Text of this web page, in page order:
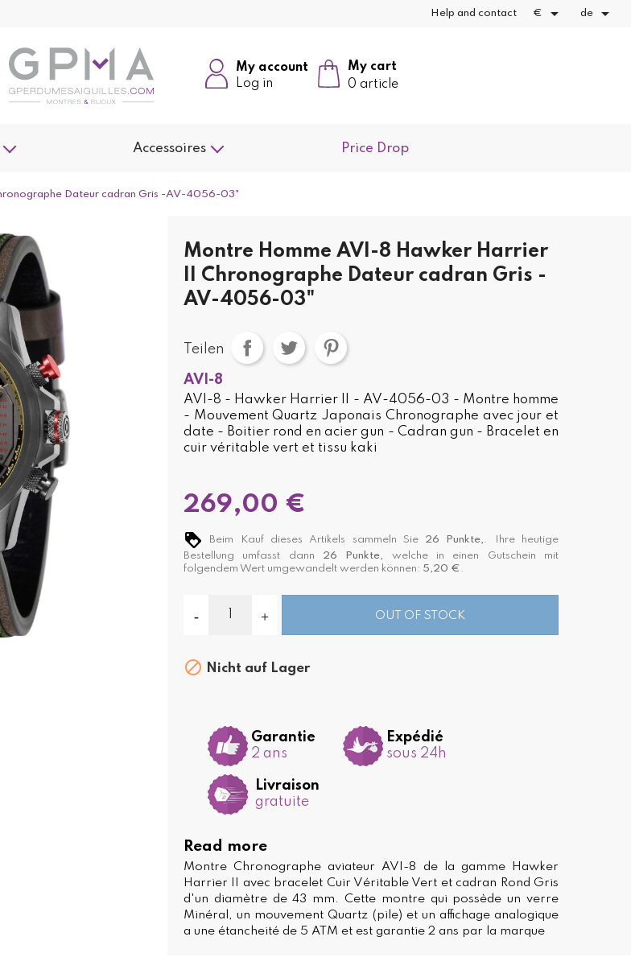
Help and contact €  de 
My cart
0 article
My account
Log in
Accessoires Price Drop
Dateur cadran Gris -AV-4056-03"
Montre Homme AVI-8 Hawker Harrier
II Chronographe Dateur cadran Gris -
AV-4056-03"
Teilen
AVI-8
AVI-8 - Hawker Harrier II - AV-4056-03 - Montre homme
- Mouvement Quartz Japonais Chronographe avec jour et
date - Boitier rond en acier gun - Cadran gun - Bracelet en
cuir véritable vert et tissu kaki
269,00 €
Beim Kauf dieses Artikels sammeln Sie 26 Punkte, . Ihre heutige
Bestellung umfasst dann 26 Punkte,
welche in einen Gutschein mit
folgendem Wert umgewandelt werden können: 5,20 € .
OUT OF STOCK
 Nicht auf Lager
Garantie
2 ans
Expédié
sous 24h
Livraison
gratuite
Read more
Montre Chronographe aviateur AVI-8 de la gamme Hawker
Harrier II avec bracelet Cuir Véritable Vert et cadran Rond Gris
d'un diamètre de 43 mm. Cette montre qui possède un verre
Minéral, un mouvement Quartz (pile) et un affichage analogique
a une étancheité de 5 ATM et est garantie 2 ans par la marque